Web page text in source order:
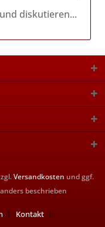
diskutieren...
Versandkosten und ggf.
beschrieben
Kontakt